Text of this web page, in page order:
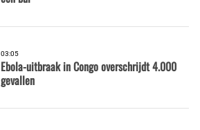
03:05
Ebola-uitbraak in Congo overschrijdt 4.000
gevallen